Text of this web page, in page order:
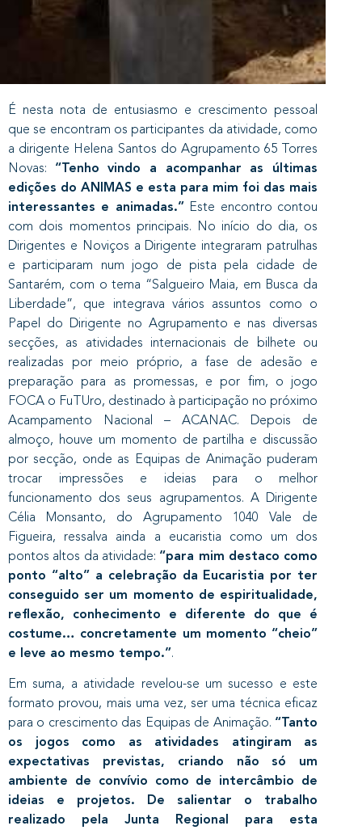
É nesta nota de entusiasmo e crescimento pessoal
que se encontram os participantes da atividade, como
a dirigente Helena Santos do Agrupamento 65 Torres
Novas: “Tenho vindo a acompanhar as últimas
edições do ANIMAS e esta para mim foi das mais
interessantes e animadas.”Este encontro contou
com dois momentos principais. No início do dia, os
Dirigentes e Noviços a Dirigente integraram patrulhas
e participaram num jogo de pista pela cidade de
Santarém, com o tema “Salgueiro Maia, em Busca da
Liberdade”, que integrava vários assuntos como o
Papel do Dirigente no Agrupamento e nas diversas
secções, as atividades internacionais de bilhete ou
realizadas por meio próprio, a fase de adesão e
preparação para as promessas, e por fim, o jogo
FOCA o FuTUro, destinado à participação no próximo
Acampamento Nacional – ACANAC. Depois de
almoço, houve um momento de partilha e discussão
por secção, onde as Equipas de Animação puderam
trocar impressões e ideias para o melhor
funcionamento dos seus agrupamentos. A Dirigente
Célia Monsanto, do Agrupamento 1040 Vale de
Figueira, ressalva ainda a eucaristia como um dos
pontos altos da atividade: “para mim destaco como
ponto “alto” a celebração da Eucaristia por ter
conseguido ser um momento de espiritualidade,
reflexão, conhecimento e diferente do que é
costume… concretamente um momento “cheio”
e leve ao mesmo tempo.”.
Em suma, a atividade revelou-se um sucesso e este
formato provou, mais uma vez, ser uma técnica eficaz
para o crescimento das Equipas de Animação. “Tanto
os jogos como as atividades atingiram as
expectativas previstas, criando não só um
ambiente de convívio como de intercâmbio de
ideias e projetos. De salientar o trabalho
realizado pela Junta Regional para esta